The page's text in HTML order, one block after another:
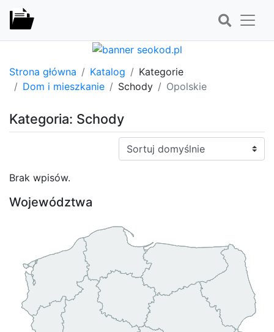
Strona główna Katalog
Kategorie
Dom i mieszkanie
Schody Opolskie
Kategoria: Schody
Sortuj:
Brak wpisów.
Województwa